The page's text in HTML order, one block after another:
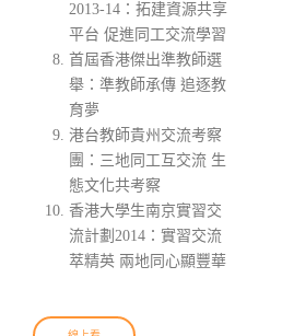
2013-14：拓建資源共享
平台 促進同工交流學習
首屆香港傑出準教師選
舉：準教師承傳 追逐教
育夢
港台教師貴州交流考察
團：三地同工互交流 生
態文化共考察
香港大學生南京實習交
流計劃2014：實習交流
萃精英 兩地同心顯豐華